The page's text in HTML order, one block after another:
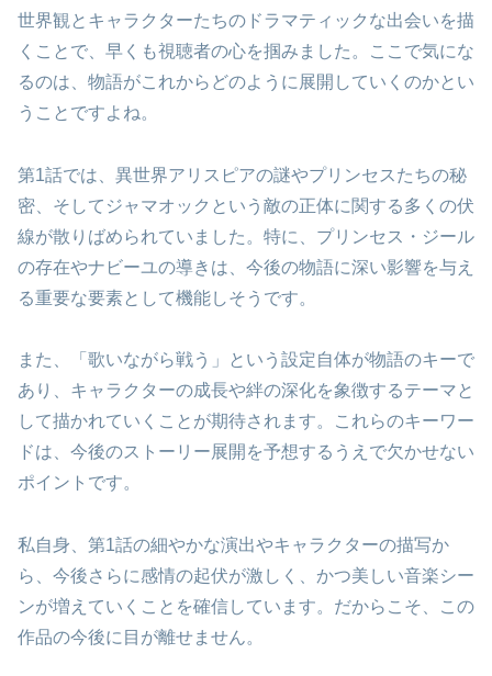
世界観とキャラクターたちのドラマティックな出会いを描
くことで、早くも視聴者の心を掴みました。ここで気にな
るのは、物語がこれからどのように展開していくのかとい
うことですよね。
第1話では、異世界アリスピアの謎やプリンセスたちの秘
密、そしてジャマオックという敵の正体に関する多くの伏
線が散りばめられていました。特に、プリンセス・ジール
の存在やナビーユの導きは、今後の物語に深い影響を与え
る重要な要素として機能しそうです。
また、「歌いながら戦う」という設定自体が物語のキーで
あり、キャラクターの成長や絆の深化を象徴するテーマと
して描かれていくことが期待されます。これらのキーワー
ドは、今後のストーリー展開を予想するうえで欠かせない
ポイントです。
私自身、第1話の細やかな演出やキャラクターの描写か
ら、今後さらに感情の起伏が激しく、かつ美しい音楽シー
ンが増えていくことを確信しています。だからこそ、この
作品の今後に目が離せません。